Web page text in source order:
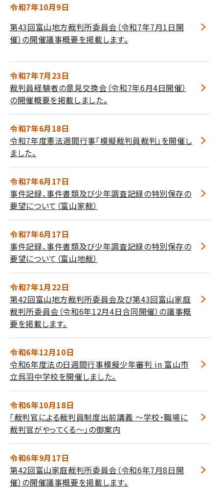
令和7年10月9日
第43回富山地方裁判所委員会（令和7年7月1日開
催）の開催議事概要を掲載します。
令和7年7月23日
裁判員経験者の意見交換会（令和7年6月4日開催）
の開催概要を掲載しました。
令和7年6月18日
令和7年度憲法週間行事「模擬裁判員裁判」を開催し
ました。
令和7年6月17日
事件記録、事件書類及び少年調査記録の特別保存の
要望について（富山家裁）
令和7年6月17日
事件記録、事件書類及び少年調査記録の特別保存の
要望について（富山地裁）
令和7年1月22日
第42回富山地方裁判所委員会及び第43回富山家庭
裁判所委員会（令和6年12月4日合同開催）の議事概
要を掲載します。
令和6年12月10日
令和6年度法の日週間行事模擬少年審判 in 富山市
立呉羽中学校を開催しました。
令和6年10月18日
「裁判官による裁判員制度出前講義 ～学校・職場に
裁判官がやってくる～」の御案内
令和6年9月17日
第42回富山家庭裁判所委員会（令和6年7月8日開
催）の開催議事概要を掲載します。